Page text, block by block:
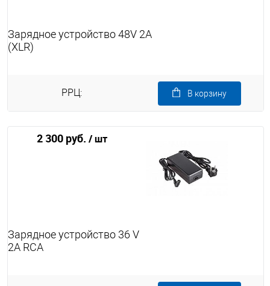
Зарядное устройство 48V 2A
(XLR)
РРЦ:
2 300 руб. / шт
В корзину
Зарядное устройство 36 V
2А RCA